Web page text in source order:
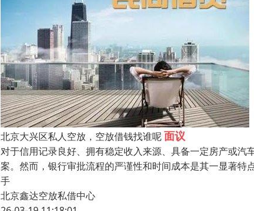
北京大兴区私人空放，空放借钱找谁呢面议
对于信用记录良好、拥有稳定收入来源、具备一定房产或
案。然而，银行审批流程的严谨性和时间成本是其一显著
手
北京鑫达空放私借中心